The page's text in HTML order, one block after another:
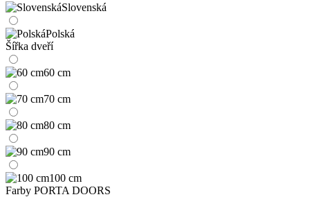
Slovenská
Polská
Šířka dveří
60 cm
70 cm
80 cm
90 cm
100 cm
Farby PORTA DOORS